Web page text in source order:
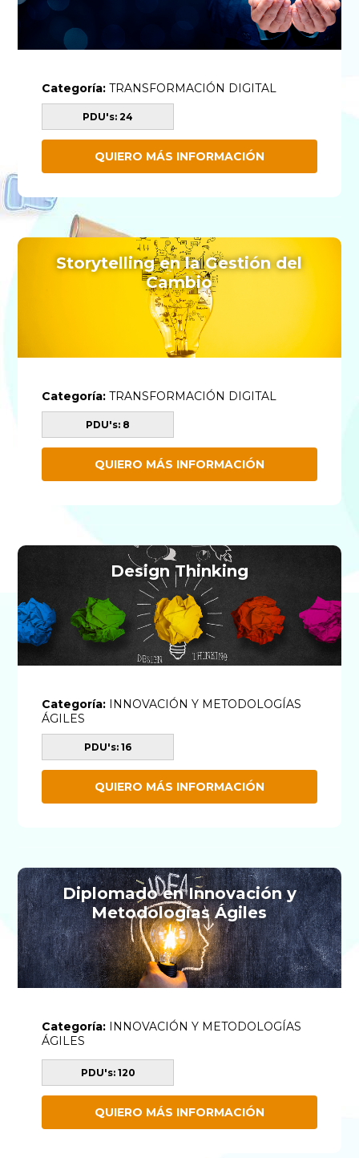
Categoría:TRANSFORMACIÓN DIGITAL
PDU's: 24
QUIERO MÁS INFORMACIÓN
Storytelling en la Gestión del
Cambio
Categoría:TRANSFORMACIÓN DIGITAL
PDU's: 8
QUIERO MÁS INFORMACIÓN
Design Thinking
Categoría: INNOVACIÓN Y METODOLOGÍAS
ÁGILES
PDU's: 16
QUIERO MÁS INFORMACIÓN
Diplomado en Innovación y
Metodologías Ágiles
Categoría: INNOVACIÓN Y METODOLOGÍAS
ÁGILES
PDU's: 120
QUIERO MÁS INFORMACIÓN